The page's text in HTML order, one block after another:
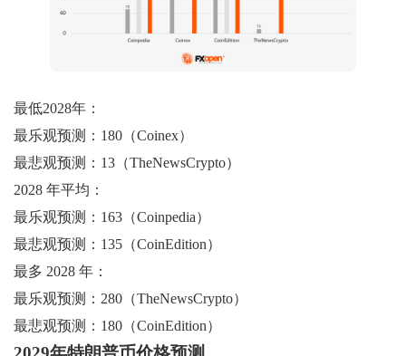
最低2028年：
最乐观预测：180（Coinex）
最悲观预测：13（TheNewsCrypto）
2028 年平均：
最乐观预测：163（Coinpedia）
最悲观预测：135（CoinEdition）
最多 2028 年：
最乐观预测：280（TheNewsCrypto）
最悲观预测：180（CoinEdition）